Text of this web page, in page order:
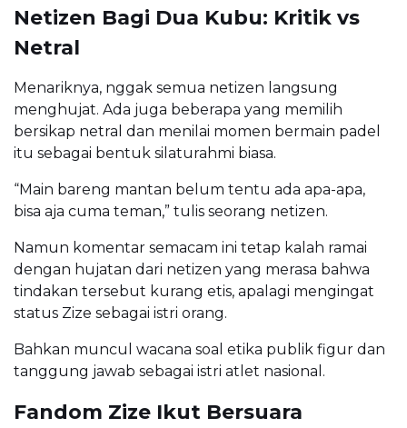
Netizen Bagi Dua Kubu: Kritik vs
Netral
Menariknya, nggak semua netizen langsung
menghujat. Ada juga beberapa yang memilih
bersikap netral dan menilai momen bermain padel
itu sebagai bentuk silaturahmi biasa.
“Main bareng mantan belum tentu ada apa-apa,
bisa aja cuma teman,” tulis seorang netizen.
Namun komentar semacam ini tetap kalah ramai
dengan hujatan dari netizen yang merasa bahwa
tindakan tersebut kurang etis, apalagi mengingat
status Zize sebagai istri orang.
Bahkan muncul wacana soal etika publik figur dan
tanggung jawab sebagai istri atlet nasional.
Fandom Zize Ikut Bersuara